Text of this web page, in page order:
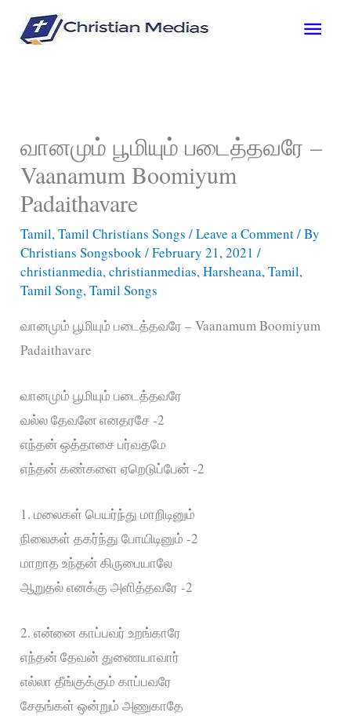
Main
வானமும் பூமியும் படைத்தவரே –
Vaanamum Boomiyum
Padaithavare
Tamil,Tamil Christians Songs /Leave a Comment/ By
Christians Songsbook/February 21, 2021/
christianmedia,christianmedias,Harsheana,Tamil,
Tamil Song,Tamil Songs
வானமும் பூமியும் படைத்தவரே – Vaanamum Boomiyum
Padaithavare
வானமும் பூமியும் படைத்தவரே
வல்ல தேவனே எனதரசே -2
எந்தன் ஒத்தாசை பர்வதமே
எந்தன் கண்களை ஏறெடுப்பேன் -2
1. மலைகள் பெயர்ந்து மாறிடினும்
நிலைகள் தகர்ந்து போயிடினும் -2
மாறாத உந்தன் கிருபையாலே
ஆறுதல் எனக்கு அளித்தவரே -2
2. என்னை காப்பவர் உறங்காரே
எந்தன் தேவன் துணையாவார்
எல்லா தீங்குக்கும் காப்பவரே
சேதங்கள் ஒன்றும் அணுகாதே